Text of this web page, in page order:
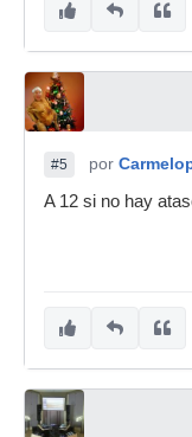
#5 por
A 12 si no hay